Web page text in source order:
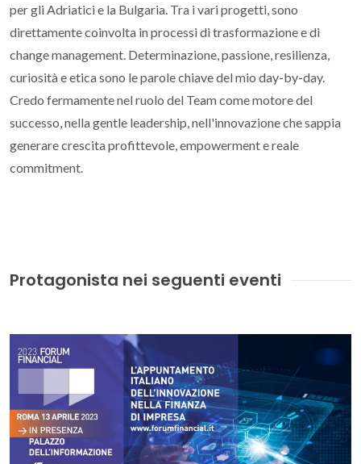
per gli Adriatici e la Bulgaria. Tra i vari progetti, sono
direttamente coinvolta in processi di trasformazione e di
change management. Determinazione, passione, resilienza,
curiosità e etica sono le parole chiave del mio day-by-day.
Credo fermamente nel ruolo del Team come motore del
successo, nella gentle leadership, nell'innovazione che sappia
generare crescita profittevole, empowerment e reale
commitment.
Protagonista nei seguenti eventi